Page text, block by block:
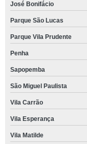
José Bonifácio
Parque São Lucas
Parque Vila Prudente
Penha
Sapopemba
São Miguel Paulista
Vila Carrão
Vila Esperança
Vila Matilde